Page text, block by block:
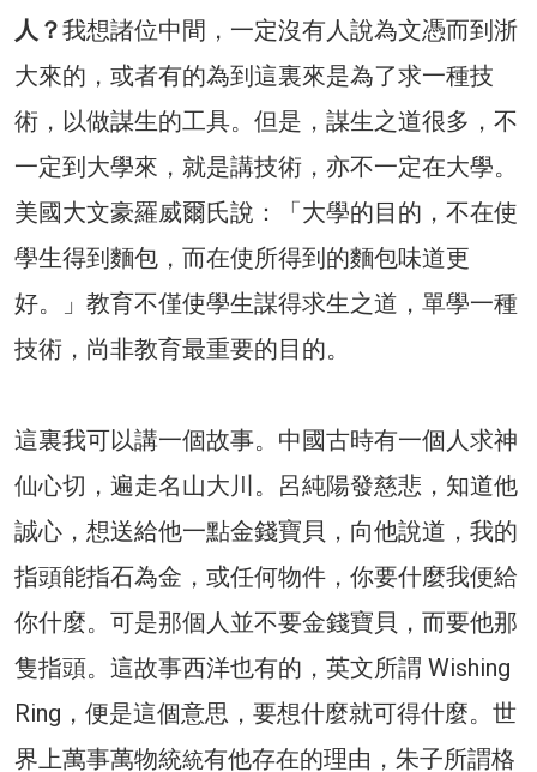
人？我想諸位中間，一定沒有人說為文憑而到浙
大來的，或者有的為到這裏來是為了求一種技
術，以做謀生的工具。但是，謀生之道很多，不
一定到大學來，就是講技術，亦不一定在大學。
美國大文豪羅威爾氏說：「大學的目的，不在使
學生得到麵包，而在使所得到的麵包味道更
好。」教育不僅使學生謀得求生之道，單學一種
技術，尚非教育最重要的目的。
這裏我可以講一個故事。中國古時有一個人求神
仙心切，遍走名山大川。呂純陽發慈悲，知道他
誠心，想送給他一點金錢寶貝，向他說道，我的
指頭能指石為金，或任何物件，你要什麼我便給
你什麼。可是那個人並不要金錢寶貝，而要他那
隻指頭。這故事西洋也有的，英文所謂 Wishing
Ring，便是這個意思，要想什麼就可得什麼。世
界上萬事萬物統統有他存在的理由，朱子所謂格